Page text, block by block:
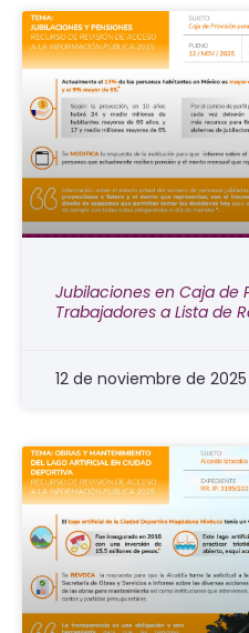
Jubilaciones en Caja de
Trabajadores a Lista de
12 de noviembre de 2025